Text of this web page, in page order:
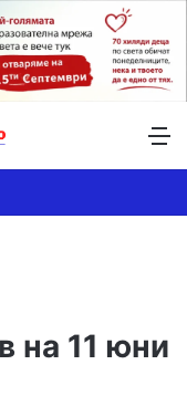
на 11 юни